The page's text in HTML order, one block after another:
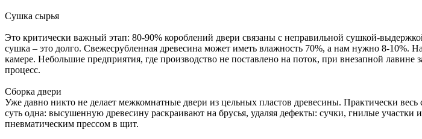
Сушка сырья
Это критически важный этап: 80-90% короблений двери связаны с неправильной сушкой-
сушка – это долго. Свежесрубленная древесина может иметь влажность 70%, а нам нужно 8-
камере. Небольшие предприятия, где производство не поставлено на поток, при внезапной лавине
процесс.
Сборка двери
Уже давно никто не делает межкомнатные двери из цельных пластов древесины. Практически
суть одна: высушенную древесину раскраивают на брусья, удаляя дефекты: сучки, гнилые
пневматическим прессом в щит.